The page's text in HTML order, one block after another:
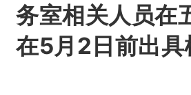
务室相关人员在
在5月2日前出具